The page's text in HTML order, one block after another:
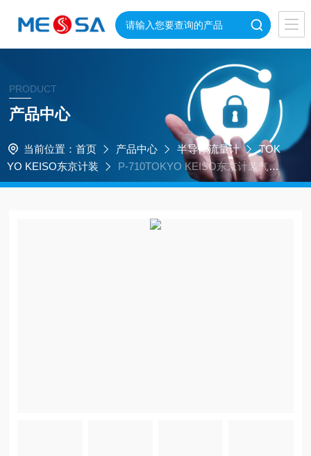
PRODUCT
产品中心
当前位置： 首页 产品中心 半导体流量计
TOK
YO KEISO东京计装
P-710TOKYO KEISO东京计装气
体、液体通用流量计